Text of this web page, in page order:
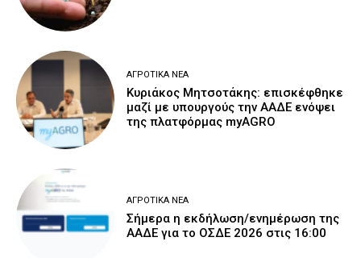
ΑΓΡΟΤΙΚΆ ΝΈΑ
Κυριάκος Μητσοτάκης: επισκέφθηκε
μαζί με υπουργούς την ΑΑΔΕ ενόψει
της πλατφόρμας myAGRO
ΑΓΡΟΤΙΚΆ ΝΈΑ
Σήμερα η εκδήλωση/ενημέρωση της
ΑΑΔΕ για το ΟΣΔΕ 2026 στις 16:00